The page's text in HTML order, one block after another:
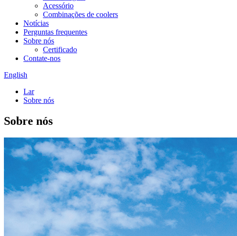
Acessório
Combinações de coolers
Notícias
Perguntas frequentes
Sobre nós
Certificado
Contate-nos
English
Lar
Sobre nós
Sobre nós